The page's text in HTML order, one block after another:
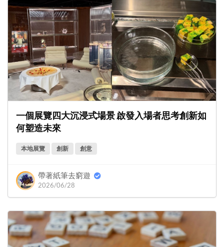
一個展覽四大沉浸式場景 啟發入場者思考創新如
何塑造未來
本地展覽 創新 創意
帶著紙筆去窮遊
2026/06/28